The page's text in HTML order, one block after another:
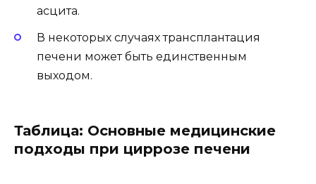
асцита.
В некоторых случаях трансплантация
печени может быть единственным
выходом.
Таблица: Основные медицинские
подходы при циррозе печени